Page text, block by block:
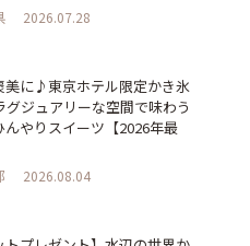
2026.07.28
美に♪東京ホテル限定かき氷
グジュアリーな空間で味わう
んやりスイーツ【2026年最
2026.08.04